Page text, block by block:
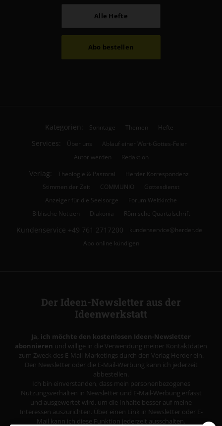
Alle Hefte
Abo bestellen
Kategorien: Sonntage Themen Hefte
Services: Über uns
Ablauf einer Wort-Gottes-Feier
Autor werden
Redaktion
Verlag: Theologie & Pastoral
Herder Korrespondenz
Stimmen der Zeit
COMMUNIO
Gottesdienst
Anzeiger für die Seelsorge
Forum Weltkirche
Biblische Notizen
Diakonia Römische Quartalschrift
Kundenservice +49 761 2717200
kundenservice@herder.de
Abo online kündigen
Der Ideen-Newsletter aus der
Ideenwerkstatt
Ja, ich möchte den kostenlosen Ideen-Newsletter
abonnieren und willige in die Verwendung meiner Kontaktdaten
zum Zweck des E-Mail-Marketings durch den Verlag Herder ein.
Den Newsletter oder die E-Mail-Werbung kann ich jederzeit
abbestellen.
Ich bin einverstanden, dass mein personenbezogenes
Nutzungsverhalten in Newsletter und E-Mail-Werbung erfasst
und ausgewertet wird, um die Inhalte besser auf meine
Interessen auszurichten. Über einen Link in Newsletter oder E-
Mail kann ich diese Funktion jederzeit ausschalten.